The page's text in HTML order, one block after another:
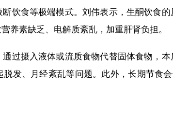
食等极端模式。刘伟表示，生酮饮食的
养素缺乏、电解质紊乱，加重肝肾负担。
摄入液体或流质食物代替固体食物，本
发、月经紊乱等问题。此外，长期节食